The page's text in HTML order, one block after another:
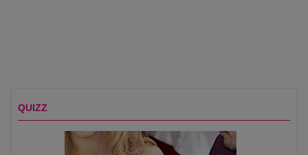
QUIZZ